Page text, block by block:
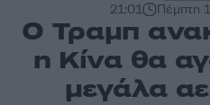
21:01 Πέμπτη
Ο Τραμπ
η Κίνα θα
μεγάλα